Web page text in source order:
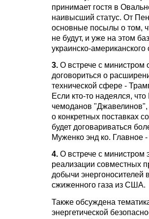
принимает гостя в
наивысший статус. От
основные посылы о том,
не будут, и уже на этом
украинско-американского
3. О встрече с министром
договориться о
технической сфере -
Если кто-то надеялся, что
чемоданов "Джавелинов",
о конкретных поставках
будет договариваться
Муженко энд ко. Главное
4. О встрече с министром
реализации совместных
добычи энергоносителей
сжиженного газа из США.
Также обсуждена
энергетической